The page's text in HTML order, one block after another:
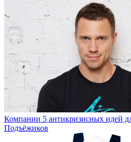
Компании 5 антикризисных идей
Подъёжиков